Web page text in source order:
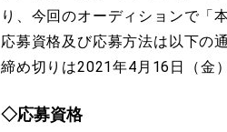
り、今回のオーディションで「
応募資格及び応募方法は以下の通
​締め切りは2021年4月16日（金）
◇応募資格